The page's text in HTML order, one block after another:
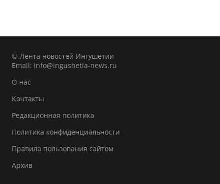
© Лента новостей Ингушетии
Email: info@ingushetia-news.ru
О нас
Контакты
Редакционная политика
Политика конфиденциальности
Правила пользования сайтом
Архив